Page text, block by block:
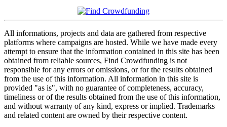
All informations, projects and data are gathered from respective
platforms where campaigns are hosted. While we have made every
attempt to ensure that the information contained in this site has been
obtained from reliable sources, Find Crowdfunding is not
responsible for any errors or omissions, or for the results obtained
from the use of this information. All information in this site is
provided "as is", with no guarantee of completeness, accuracy,
timeliness or of the results obtained from the use of this information,
and without warranty of any kind, express or implied. Trademarks
and related content are owned by their respective content.